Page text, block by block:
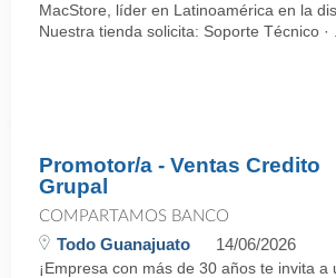
MacStore, líder en Latinoamérica en la
Nuestra tienda solicita: Soporte Técnico ·
Promotor/a - Ventas Credito
Grupal
COMPARTAMOS BANCO
Todo Guanajuato 14/06/2026
¡Empresa con más de 30 años te invita a